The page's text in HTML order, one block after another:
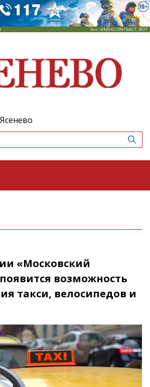
«Московский
возможность
такси, велосипедов и